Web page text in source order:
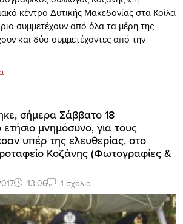
κέντρο Δυτικής Μακεδονίας στα Κοίλα
συμμετέχουν από όλα τα μέρη της
και δύο συμμετέχοντες από την
σήμερα Σάββατο 18
μνημόσυνο, για τους
υπέρ της ελευθερίας, στο
Κοζάνης (Φωτογραφίες &
13:06 1 σχόλιο